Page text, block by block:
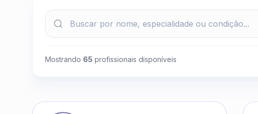
Mostrando 65 profissionais disponíveis